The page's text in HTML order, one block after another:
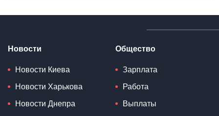
Новости
Новости Киева
Новости Харькова
Новости Днепра
Общество
Зарплата
Работа
Выплаты